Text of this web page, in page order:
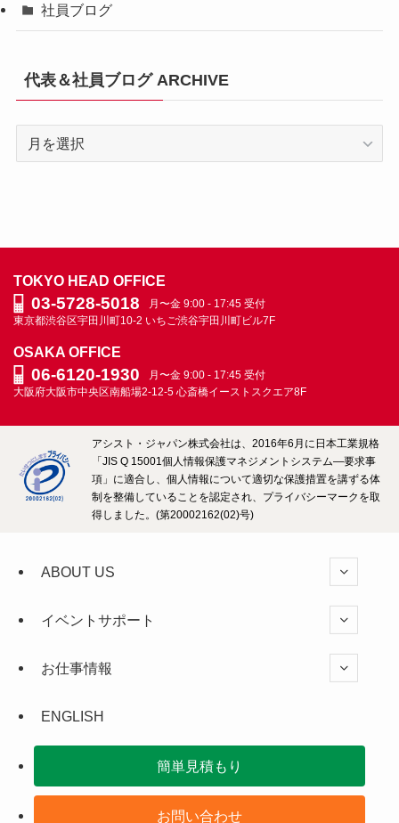
社員ブログ
代表＆社員ブログ ARCHIVE
ブ
グ
ARCHIVE
TOKYO HEAD OFFICE
03-5728-5018
月〜金 9:00 - 17:45 受付
東京都渋谷区宇田川町10-2 いちご渋谷宇田川町ビル7F
OSAKA OFFICE
06-6120-1930
月〜金 9:00 - 17:45 受付
大阪府大阪市中央区南船場2-12-5 心斎橋イーストスクエア8F
アシスト・ジャパン株式会社は、2016年6月に日本工業規格
「JIS Q 15001個人情報保護マネジメントシステム―要求事
項」に適合し、個人情報について適切な保護措置を講ずる体
制を整備していることを認定され、プライバシーマークを取
得しました。(第20002162(02)号)
ABOUT US
イベントサポート
お仕事情報
ENGLISH
簡単見積もり
お問い合わせ